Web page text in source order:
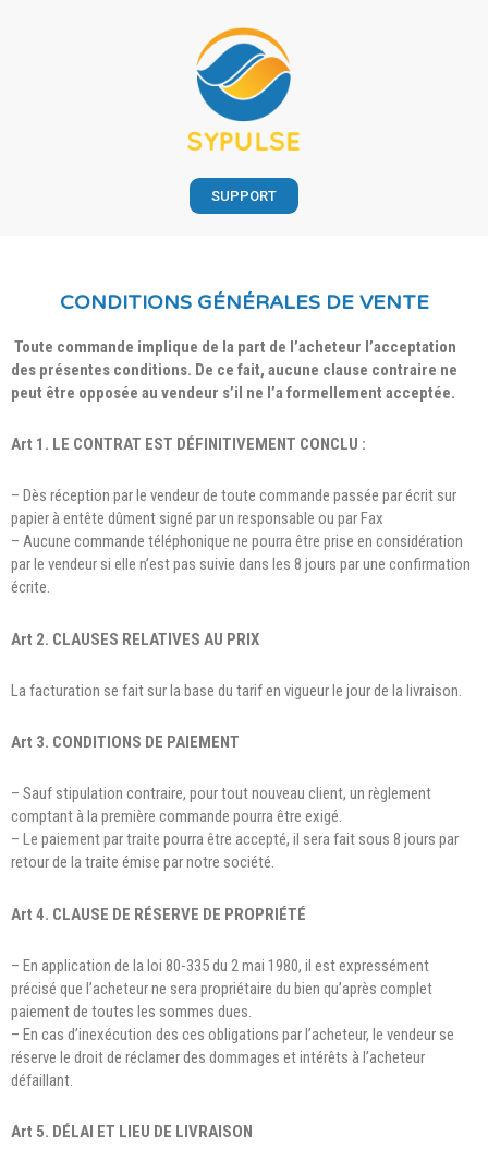
SUPPORT
CONDITIONS GÉNÉRALES DE VENTE
Toute commande implique de la part de l’acheteur l’acceptation
des présentes conditions. De ce fait, aucune clause contraire ne
peut être opposée au vendeur s’il ne l’a formellement acceptée.
Art 1. LE CONTRAT EST DÉFINITIVEMENT CONCLU :
– Dès réception par le vendeur de toute commande passée par écrit sur
papier à entête dûment signé par un responsable ou par Fax
– Aucune commande téléphonique ne pourra être prise en considération
par le vendeur si elle n’est pas suivie dans les 8 jours par une confirmation
écrite.
Art 2. CLAUSES RELATIVES AU PRIX
La facturation se fait sur la base du tarif en vigueur le jour de la livraison.
Art 3. CONDITIONS DE PAIEMENT
– Sauf stipulation contraire, pour tout nouveau client, un règlement
comptant à la première commande pourra être exigé.
– Le paiement par traite pourra être accepté, il sera fait sous 8 jours par
retour de la traite émise par notre société.
Art 4. CLAUSE DE RÉSERVE DE PROPRIÉTÉ
– En application de la loi 80-335 du 2 mai 1980, il est expressément
précisé que l’acheteur ne sera propriétaire du bien qu’après complet
paiement de toutes les sommes dues.
– En cas d’inexécution des ces obligations par l’acheteur, le vendeur se
réserve le droit de réclamer des dommages et intérêts à l’acheteur
défaillant.
Art 5. DÉLAI ET LIEU DE LIVRAISON